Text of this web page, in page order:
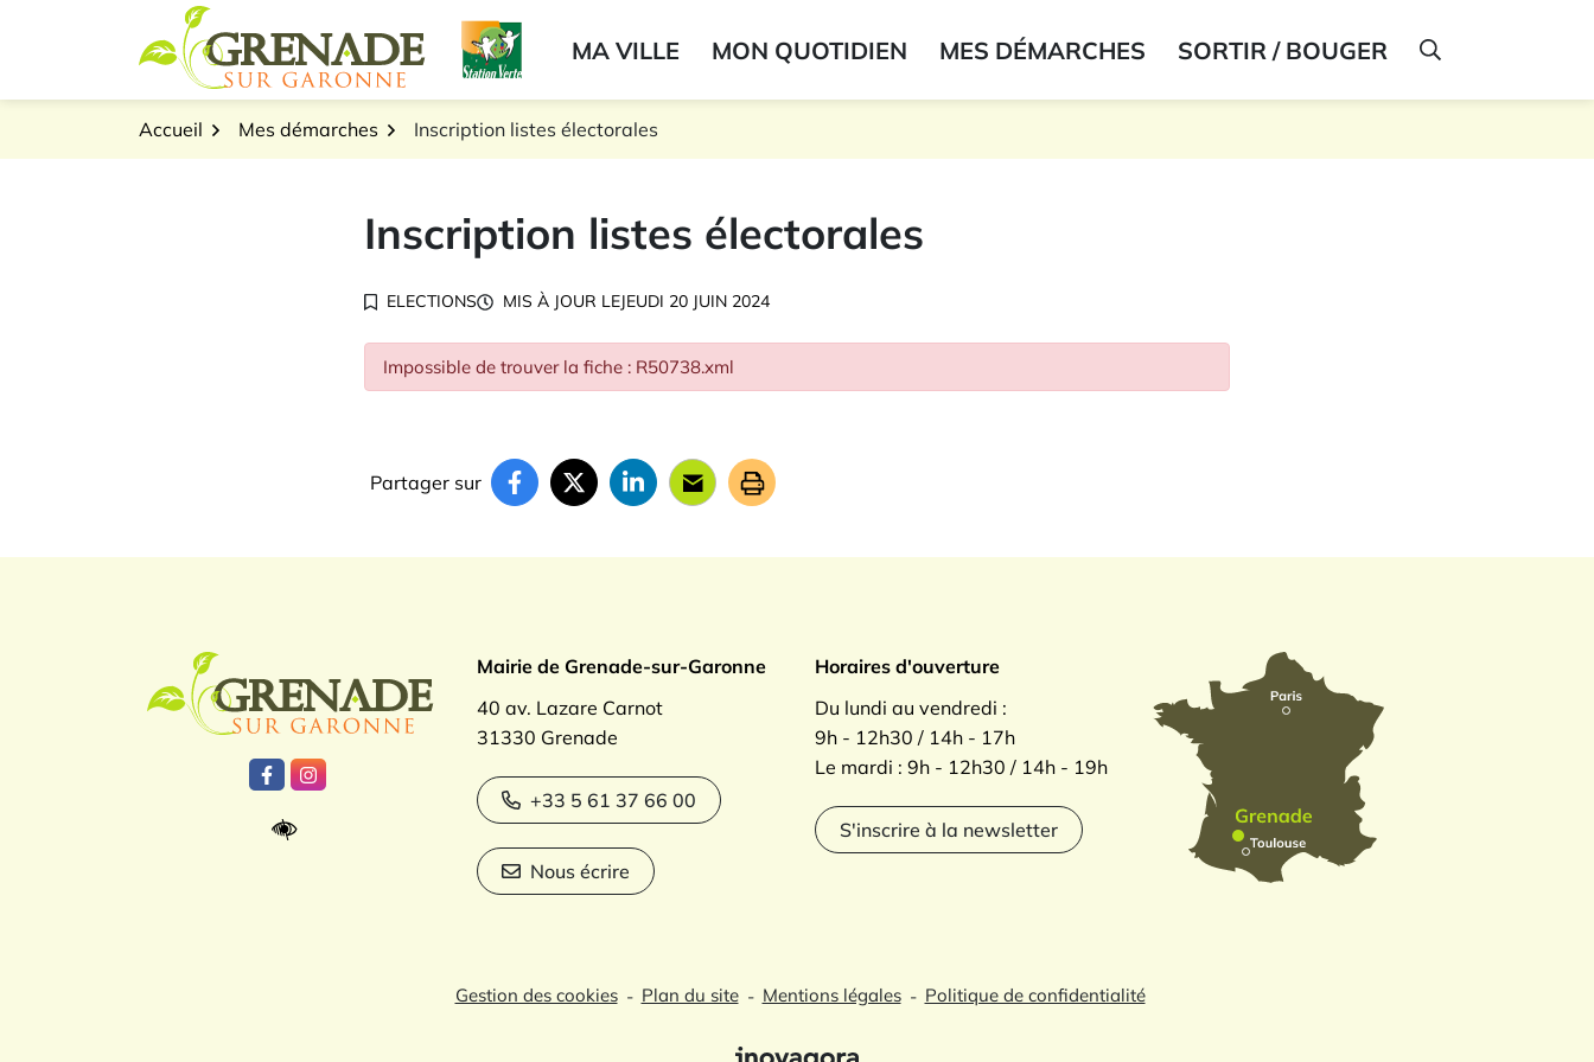
Logo Grenade sur GaronneMA VILLE MON QUOTIDIEN MES DÉMARCHES SORTIR / BOUGER AFFICHER LA
Accueil Mes démarches Inscription listes électorales
Inscription listes électorales
ELECTIONS MIS À JOUR LEJEUDI 20 JUIN 2024
Impossible de trouver la fiche : R50738.xml
Partager sur
Logo Grenade sur Garonne
Lien vers le compte Facebook
Lien vers le compte Instagram
Mairie de Grenade-sur-Garonne
40 av. Lazare Carnot
31330 Grenade
+33 5 61 37 66 00
Nous écrire
Horaires d'ouverture
Du lundi au vendredi :
9h - 12h30 / 14h - 17h
Le mardi : 9h - 12h30 / 14h - 19h
S'inscrire à la newsletter
Gestion des cookies Plan du site Mentions légales Politique de confidentialité